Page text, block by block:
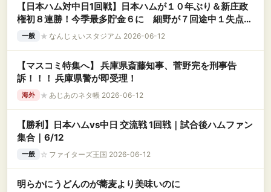
【日本ハム対中日1回戦】日本ハムが１０年ぶり＆新庄政
権初８連勝！今季最多貯金６に 細野が７回途中１失点で
２勝目、圧巻１１Ｋ
一般 ★ なんじぇいスタジアム 2026-06-12
【マスコミ特集へ】 兵庫県斎藤知事、菅野完を刑事告
訴！！！ 兵庫県警が即受理！
海外 ★ あじあのネタ帳 2026-06-12
【勝利】日本ハムvs中日 交流戦 1回戦｜試合後ハムファン
集合｜6/12
一般 ☆ ファイターズ王国 2026-06-12
明らかにうどんのが蕎麦より美味いのに